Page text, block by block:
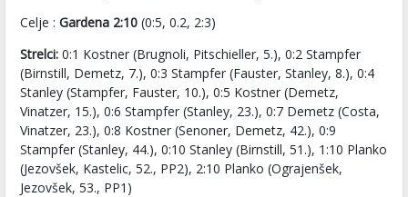
Celje : Gardena 2:10 (0:5, 0.2, 2:3)
Strelci: 0:1 Kostner (Brugnoli, Pitschieller, 5.), 0:2 Stampfer
(Birnstill, Demetz, 7.), 0:3 Stampfer (Fauster, Stanley, 8.), 0:4
Stanley (Stampfer, Fauster, 10.), 0:5 Kostner (Demetz,
Vinatzer, 15.), 0:6 Stampfer (Stanley, 23.), 0:7 Demetz (Costa,
Vinatzer, 23.), 0:8 Kostner (Senoner, Demetz, 42.), 0:9
Stampfer (Stanley, 44.), 0:10 Stanley (Birnstill, 51.), 1:10 Planko
(Jezovšek, Kastelic, 52., PP2), 2:10 Planko (Ograjenšek,
Jezovšek, 53., PP1)